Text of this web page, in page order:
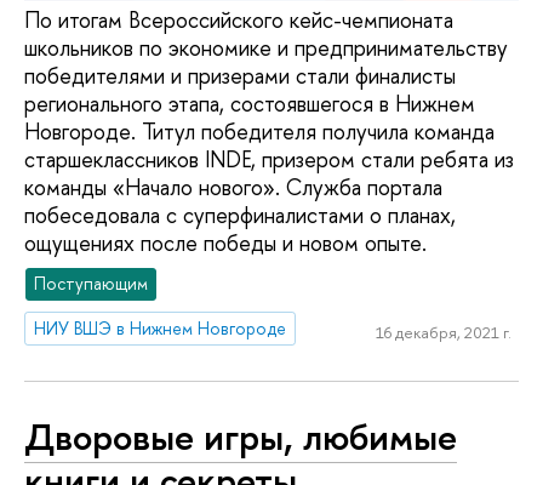
По итогам Всероссийского кейс-чемпионата
школьников по экономике и предпринимательству
победителями и призерами стали финалисты
регионального этапа, состоявшегося в Нижнем
Новгороде. Титул победителя получила команда
старшеклассников INDE, призером стали ребята из
команды «Начало нового». Служба портала
побеседовала с суперфиналистами о планах,
ощущениях после победы и новом опыте.
Поступающим
НИУ ВШЭ в Нижнем Новгороде
16 декабря, 2021 г.
Дворовые игры, любимые